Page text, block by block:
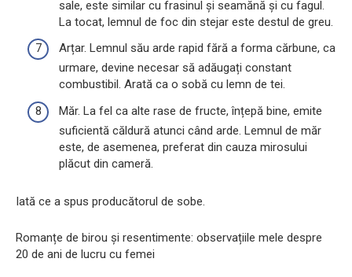
sale, este similar cu frasinul și seamănă și cu fagul.
La tocat, lemnul de foc din stejar este destul de greu.
Arțar. Lemnul său arde rapid fără a forma cărbune, ca
urmare, devine necesar să adăugați constant
combustibil. Arată ca o sobă cu lemn de tei.
Măr. La fel ca alte rase de fructe, înțepă bine, emite
suficientă căldură atunci când arde. Lemnul de măr
este, de asemenea, preferat din cauza mirosului
plăcut din cameră.
Iată ce a spus producătorul de sobe.
Romanțe de birou și resentimente: observațiile mele despre
20 de ani de lucru cu femei